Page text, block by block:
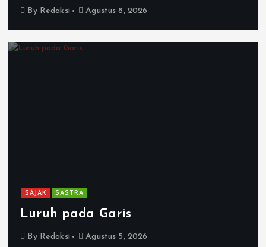
By Redaksi Agustus 8, 2026
SAJAK SASTRA
Luruh pada Garis
By Redaksi Agustus 5, 2026